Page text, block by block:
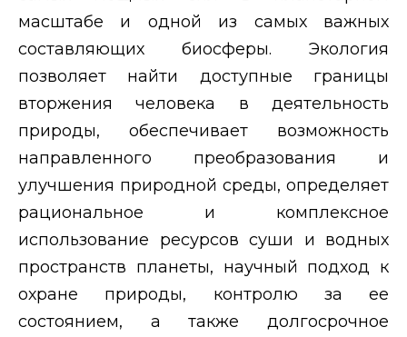
масштабе и одной из самых важных
составляющих биосферы. Экология
позволяет найти доступные границы
вторжения человека в деятельность
природы, обеспечивает возможность
направленного преобразования и
улучшения природной среды, определяет
рациональное и комплексное
использование ресурсов суши и водных
пространств планеты, научный подход к
охране природы, контролю за ее
состоянием, а также долгосрочное